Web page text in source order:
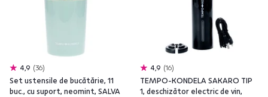
4,9 36
Set ustensile de bucătărie, 11
buc., cu suport, neomint, SALVA
4,9 16
TEMPO-KONDELA SAKARO TIP
1, deschizător electric de vin,